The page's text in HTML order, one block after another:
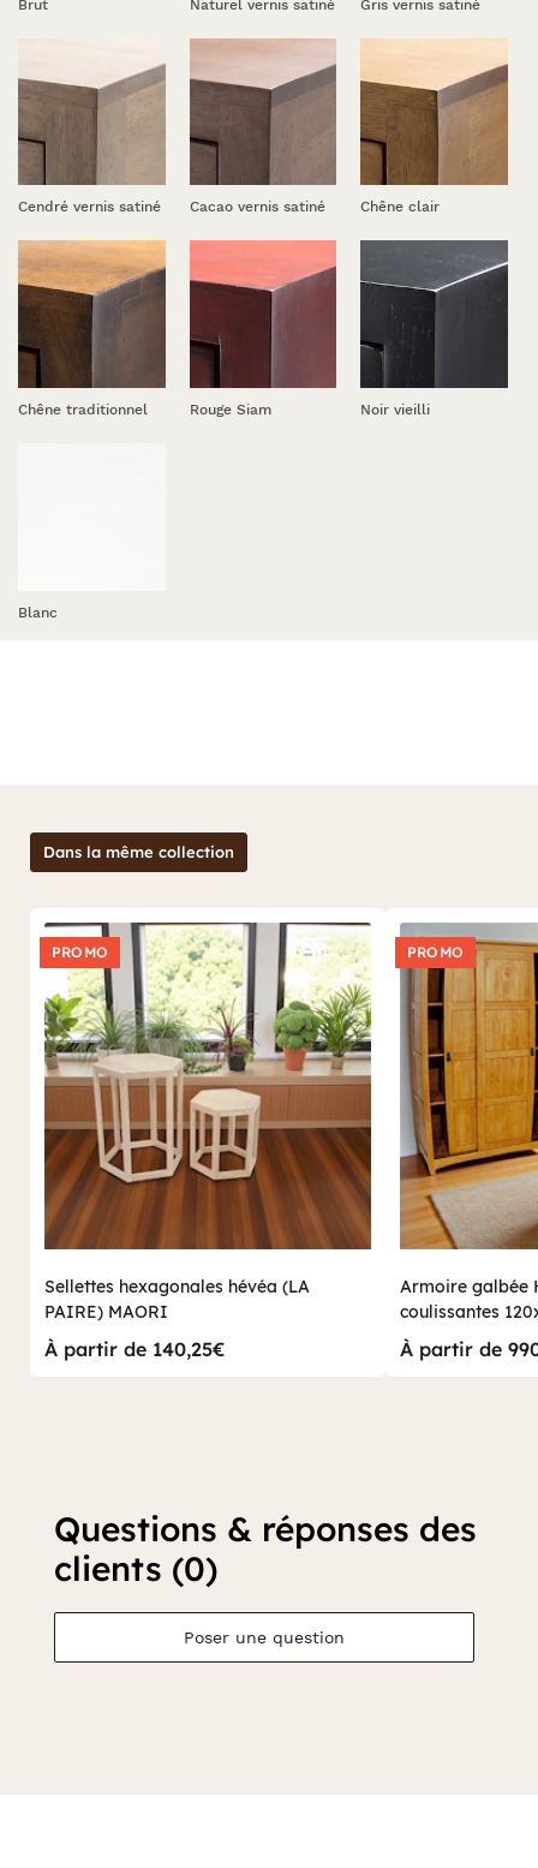
Brut Naturel vernis satiné Gris vernis satiné
Cendré vernis satiné Cacao vernis satiné Chêne clair
Chêne traditionnel Rouge Siam Noir vieilli
Blanc
Dans la même collection
PROMO
Sellettes hexagonales hévéa (LA
PAIRE) MAORI
À partir de 140,25€
PROMO
Armoire galbée
coulissantes
TRADITION
À partir de
Questions & réponses des
clients (0)
Poser une question